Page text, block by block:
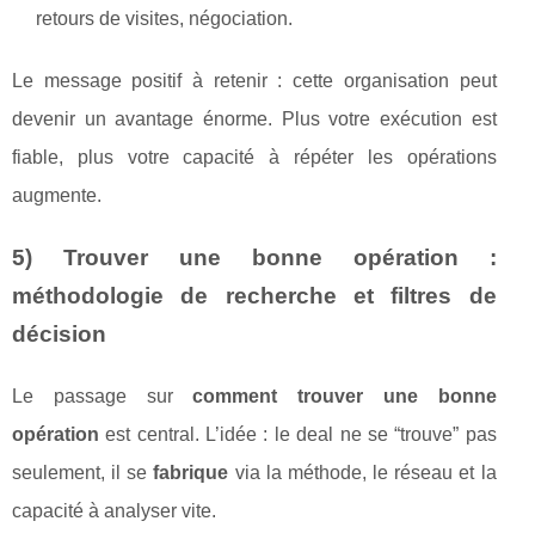
retours de visites, négociation.
Le message positif à retenir : cette organisation peut
devenir un avantage énorme. Plus votre exécution est
fiable, plus votre capacité à répéter les opérations
augmente.
5) Trouver une bonne opération :
méthodologie de recherche et filtres de
décision
Le passage surcomment trouver une bonne
opération est central. L’idée : le deal ne se “trouve” pas
seulement, il sefabrique via la méthode, le réseau et la
capacité à analyser vite.